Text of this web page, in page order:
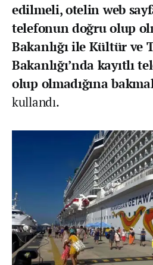
edilmeli, otelin web
telefonun doğru olup
Bakanlığı ile Kültür ve
Bakanlığı’nda kayıtlı
olup olmadığına
kullandı.